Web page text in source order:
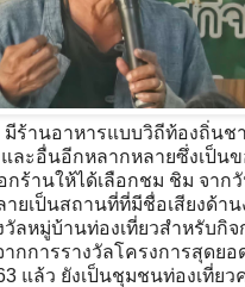
มีร้านอาหารแบบวิถีท้องถิ่น
และอื่นอีกหลากหลายซึ่งเป็น
ร้านให้ได้เลือกชม ชิม จาก
ยเป็นสถานที่ที่มีชื่อเสียงด้า
ลหมู่บ้านท่องเที่ยวสำหรับกิจ
กการรางวัลโครงการสุดย
แล้ว ยังเป็นชุมชนท่องเที่ย